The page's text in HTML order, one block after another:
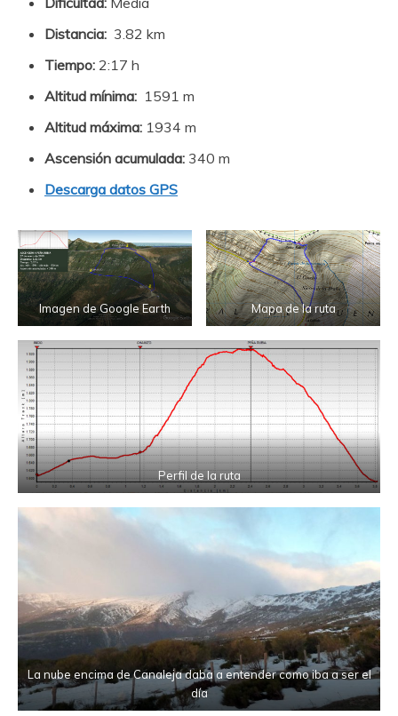
Distancia: 3.82 km
Tiempo: 2:17 h
Altitud mínima: 1591 m
Altitud máxima: 1934 m
Ascensión acumulada: 340 m
Descarga datos GPS
Imagen de Google Earth Mapa de la ruta
Perfil de la ruta
La nube encima de Canaleja daba a entender como iba a ser el
día